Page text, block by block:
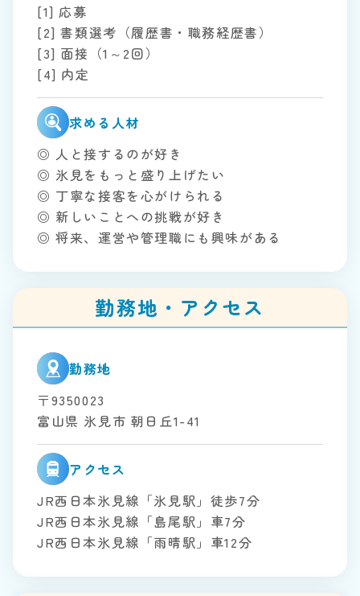
[1] 応募
[2] 書類選考（履歴書・職務経歴書）
[3] 面接（1～2回）
[4] 内定
求める人材
◎ 人と接するのが好き
◎ 氷見をもっと盛り上げたい
◎ 丁寧な接客を心がけられる
◎ 新しいことへの挑戦が好き
◎ 将来、運営や管理職にも興味がある
勤務地・アクセス
勤務地
〒9350023
富山県 氷見市 朝日丘1-41
アクセス
JR西日本氷見線「氷見駅」徒歩7分
JR西日本氷見線「島尾駅」車7分
JR西日本氷見線「雨晴駅」車12分